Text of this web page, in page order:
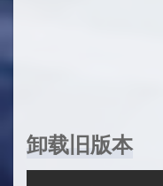
卸载旧版本